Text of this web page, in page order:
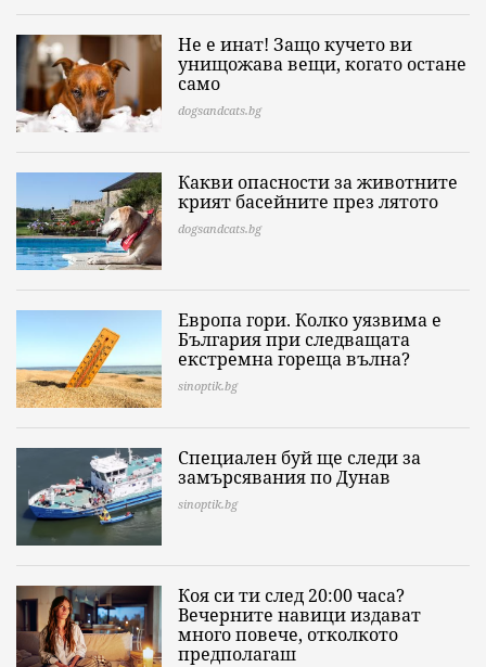
Не е инат! Защо кучето ви
унищожава вещи, когато остане
само
dogsandcats.bg
Какви опасности за животните
крият басейните през лятото
dogsandcats.bg
Европа гори. Колко уязвима е
България при следващата
екстремна гореща вълна?
sinoptik.bg
Специален буй ще следи за
замърсявания по Дунав
sinoptik.bg
Коя си ти след 20:00 часа?
Вечерните навици издават
много повече, отколкото
предполагаш